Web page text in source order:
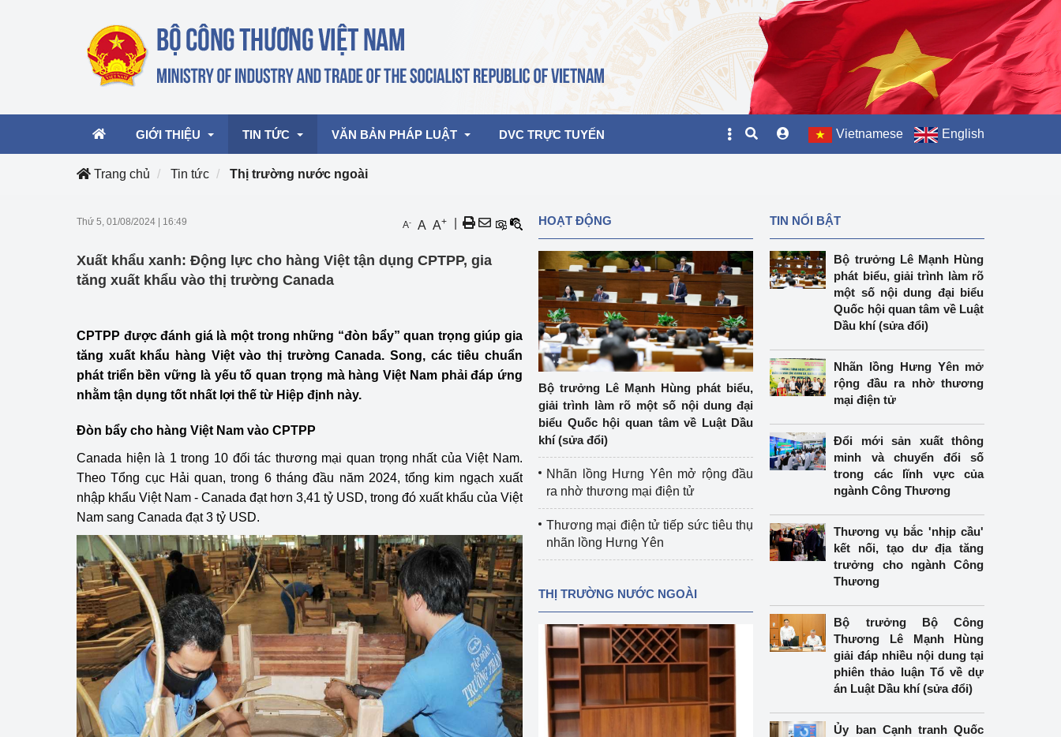
GIỚI THIỆU
Cơ cấu tổ chức
TIN TỨC
Hoạt động của Lãnh đạo Bộ
mại, Dịch vụ Việt Nam 2026
Hoạt động của Bộ trưởng
Công Thương - Công luận
Họp báo
Thông cáo báo chí
Chuyển đổi số
Lịch sử phát triển
Bản tin Thị trường Nông Lâm Thủy sản
Phát triển nguồn nhân lực
Phát triển bền vững
Tổ chức kiểm định
Tổ chức kiểm định kỹ thuật an toàn lao
động thuộc thẩm quyền quản lý của
Bộ Công Thương
Tổ chức được cấp GCN đăng ký, hoạt
động kiểm định thiết bị, dụng cụ điện
làm việc ở môi trường không có nguy
hiểm khí, bụi nổ
Cơ sở sản xuất, sửa chữa chai chứa
Văn hóa ngành Công Thương
Tái cơ cấu ngành Công Thương
Quản lý thị trường
Sử dụng năng lượng tiết kiệm và
hiệu quả
Hiệu quả năng lượng
VĂN BẢN PHÁP LUẬT
Văn bản hợp nhất
DVC TRỰC TUYẾN Vietnamese English
Trang chủ Tin tức Thị trường nước ngoài
Thứ 5, 01/08/2024 16:49 A- A A+
Xuất khẩu xanh: Động lực cho hàng Việt tận dụng CPTPP, gia
tăng xuất khẩu vào thị trường Canada
CPTPP được đánh giá là một trong những “đòn bẩy” quan trọng giúp gia
tăng xuất khẩu hàng Việt vào thị trường Canada. Song, các tiêu chuẩn
phát triển bền vững là yếu tố quan trọng mà hàng Việt Nam phải đáp ứng
nhằm tận dụng tốt nhất lợi thế từ Hiệp định này.
Đòn bẩy cho hàng Việt Nam vào CPTPP
Canada hiện là 1 trong 10 đối tác thương mại quan trọng nhất của Việt Nam.
Theo Tổng cục Hải quan, trong 6 tháng đầu năm 2024, tổng kim ngạch xuất
nhập khẩu Việt Nam - Canada đạt hơn 3,41 tỷ USD, trong đó xuất khẩu của Việt
Nam sang Canada đạt 3 tỷ USD.
HOẠT ĐỘNG
Bộ trưởng Lê Mạnh Hùng phát biểu,
giải trình làm rõ một số nội dung đại
biểu Quốc hội quan tâm về Luật Dầu
khí (sửa đổi)
Nhãn lồng Hưng Yên mở rộng đầu
ra nhờ thương mại điện tử
Thương mại điện tử tiếp sức tiêu thụ
nhãn lồng Hưng Yên
THỊ TRƯỜNG NƯỚC NGOÀI
TIN NỔI BẬT
Bộ trưởng Lê Mạnh Hùng
phát biểu, giải trình làm rõ
một số nội dung đại biểu
Quốc hội quan tâm về Luật
Dầu khí (sửa đổi)
Nhãn lồng Hưng Yên mở
rộng đầu ra nhờ thương
mại điện tử
Đổi mới sản xuất thông
minh và chuyển đổi số
trong các lĩnh vực của
ngành Công Thương
Thương vụ bắc 'nhịp cầu'
kết nối, tạo dư địa tăng
trưởng cho ngành Công
Thương
Bộ trưởng Bộ Công
Thương Lê Mạnh Hùng
giải đáp nhiều nội dung tại
phiên thảo luận Tổ về dự
án Luật Dầu khí (sửa đổi)
Ủy ban Cạnh tranh Quốc